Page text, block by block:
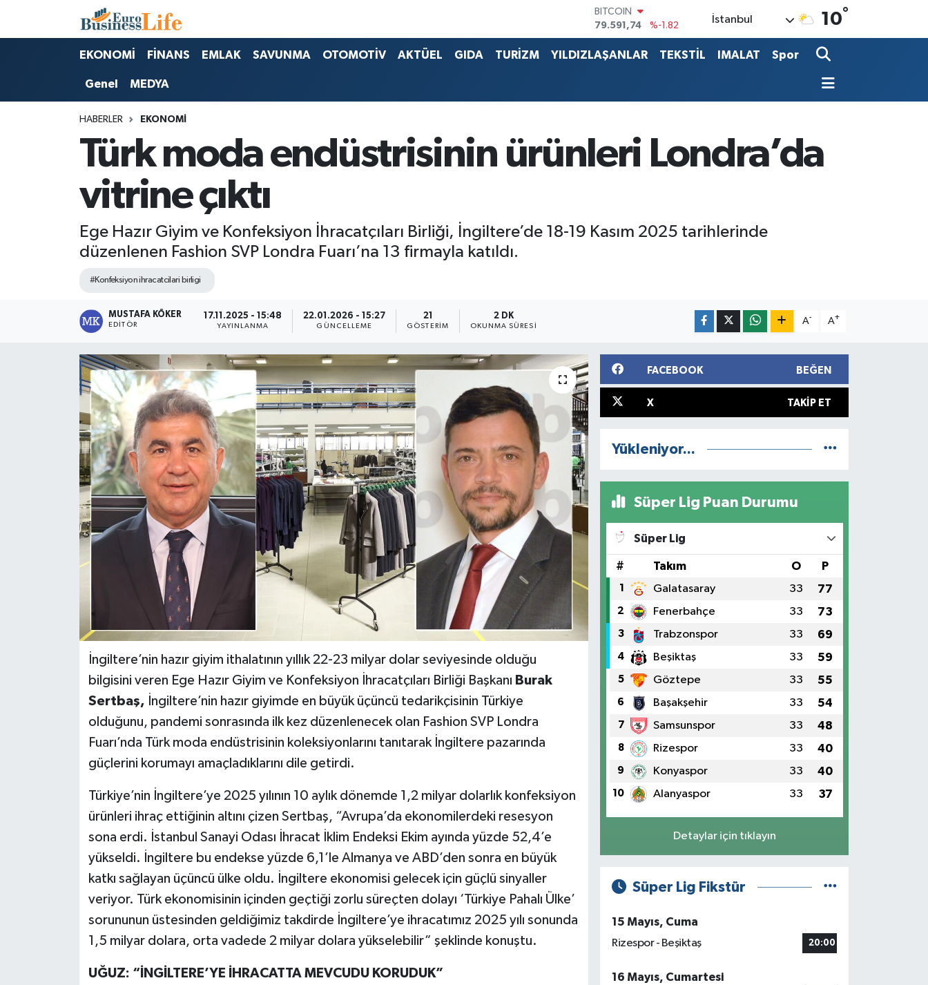
DOLAR
45,43620
%0.02
EURO
53,38690
%0.19
14.598,00
%0
BITCOIN
79.591,74
%-1.82
İstanbul 10°
EKONOMİ FİNANS EMLAK SAVUNMA OTOMOTİV AKTÜEL GIDA TURİZM YILDIZLAŞANLAR TEKSTİL IMALAT Spor
Genel MEDYA
HABERLER EKONOMİ
Türk moda endüstrisinin ürünleri Londra’da
vitrine çıktı
Ege Hazır Giyim ve Konfeksiyon İhracatçıları Birliği, İngiltere’de 18-19 Kasım 2025 tarihlerinde
düzenlenen Fashion SVP Londra Fuarı’na 13 firmayla katıldı.
#Konfeksiyon ihracatcilari birligi
MUSTAFA KÖKER
EDITÖR
17.11.2025 - 15:48
YAYINLANMA
22.01.2026 - 15:27
GÜNCELLEME
21
GÖSTERIM
2 DK
OKUNMA SÜRESI
A- A+
İngiltere’nin hazır giyim ithalatının yıllık 22-23 milyar dolar seviyesinde olduğu
bilgisini veren Ege Hazır Giyim ve Konfeksiyon İhracatçıları Birliği Başkanı Burak
Sertbaş, İngiltere’nin hazır giyimde en büyük üçüncü tedarikçisinin Türkiye
olduğunu, pandemi sonrasında ilk kez düzenlenecek olan Fashion SVP Londra
Fuarı’nda Türk moda endüstrisinin koleksiyonlarını tanıtarak İngiltere pazarında
güçlerini korumayı amaçladıklarını dile getirdi.
Türkiye’nin İngiltere’ye 2025 yılının 10 aylık dönemde 1,2 milyar dolarlık konfeksiyon
ürünleri ihraç ettiğinin altını çizen Sertbaş, “Avrupa’da ekonomilerdeki resesyon
sona erdi. İstanbul Sanayi Odası İhracat İklim Endeksi Ekim ayında yüzde 52,4’e
yükseldi. İngiltere bu endekse yüzde 6,1’le Almanya ve ABD’den sonra en büyük
katkı sağlayan üçüncü ülke oldu. İngiltere ekonomisi gelecek için güçlü sinyaller
veriyor. Türk ekonomisinin içinden geçtiği zorlu süreçten dolayı ‘Türkiye Pahalı Ülke’
sorununun üstesinden geldiğimiz takdirde İngiltere’ye ihracatımız 2025 yılı sonunda
1,5 milyar dolara, orta vadede 2 milyar dolara yükselebilir” şeklinde konuştu.
UĞUZ: “İNGİLTERE’YE İHRACATTA MEVCUDU KORUDUK”
FACEBOOK BEĞEN
X TAKIP ET
Yükleniyor...
Süper Lig Puan Durumu
Süper Lig
# Takım O P
1 Galatasaray 33 77
2 Fenerbahçe 33 73
3 Trabzonspor 33 69
4 Beşiktaş 33 59
5 Göztepe 33 55
6 Başakşehir 33 54
7 Samsunspor 33 48
8 Rizespor 33 40
9 Konyaspor 33 40
10 Alanyaspor 33 37
Detaylar için tıklayın
Süper Lig Fikstür
15 Mayıs, Cuma
Rizespor - Beşiktaş
20:00
16 Mayıs, Cumartesi
Nöbetçi Eczaneler
Hava Durumu
Namaz Vakitleri
Trafik Durumu
Süper Lig Puan Durumu ve Fikstür
Tüm Manşetler